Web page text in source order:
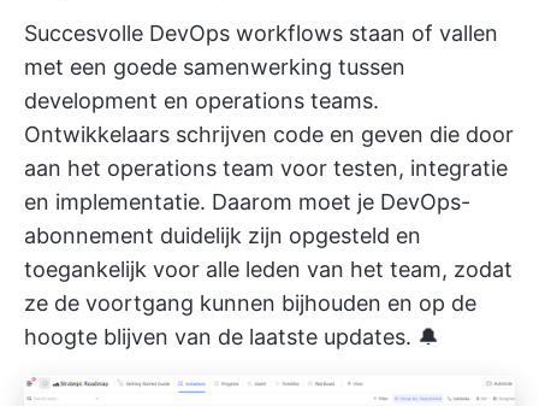
Succesvolle DevOps workflows staan of vallen
met een goede samenwerking tussen
development en operations teams.
Ontwikkelaars schrijven code en geven die door
aan het operations team voor testen, integratie
en implementatie. Daarom moet je DevOps-
abonnement duidelijk zijn opgesteld en
toegankelijk voor alle leden van het team, zodat
ze de voortgang kunnen bijhouden en op de
hoogte blijven van de laatste updates. 🔔